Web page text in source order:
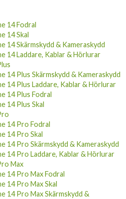
14 Fodral
14 Skal
14 Skärmskydd & Kameraskydd
14 Laddare, Kablar & Hörlurar
14 Plus Skärmskydd & Kameraskydd
14 Plus Laddare, Kablar & Hörlurar
14 Plus Fodral
14 Plus Skal
14 Pro Fodral
14 Pro Skal
14 Pro Skärmskydd & Kameraskydd
14 Pro Laddare, Kablar & Hörlurar
Max
14 Pro Max Fodral
14 Pro Max Skal
14 Pro Max Skärmskydd &